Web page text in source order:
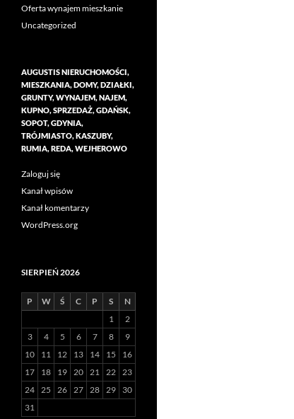
Oferta wynajem mieszkanie
Uncategorized
AUGUSTIS NIERUCHOMOŚCI,
MIESZKANIA, DOMY, DZIAŁKI,
GRUNTY, WYNAJEM, NAJEM,
KUPNO, SPRZEDAŻ, GDAŃSK,
SOPOT, GDYNIA,
TRÓJMIASTO, KASZUBY,
RUMIA, REDA, WEJHEROWO
Zaloguj się
Kanał wpisów
Kanał komentarzy
WordPress.org
SIERPIEŃ 2026
P W Ś C P S
N
1
2
3
4 5 6 7 8
9
10
11 12 13 14 15
16
17
18 19 20 21 22 23
24 25 26 27 28 29
30
31